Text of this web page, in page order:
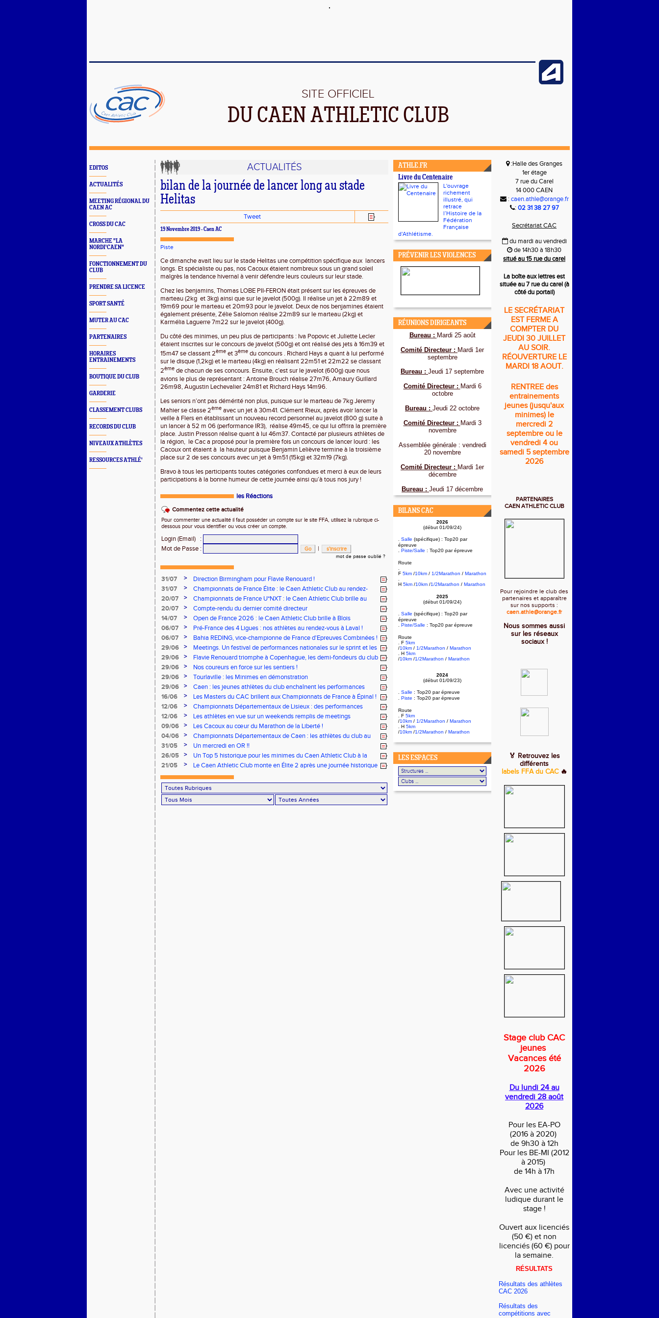
SITE OFFICIEL
DU CAEN ATHLETIC CLUB
EDITOS
ACTUALITÉS
MEETING RÉGIONAL DU
CAEN AC
CROSS DU CAC
MARCHE "LA
NORDI'CAEN"
FONCTIONNEMENT DU
CLUB
PRENDRE SA LICENCE
SPORT SANTÉ
MUTER AU CAC
PARTENAIRES
HORAIRES
ENTRAINEMENTS
BOUTIQUE DU CLUB
GARDERIE
CLASSEMENT CLUBS
RECORDS DU CLUB
NIVEAUX ATHLÈTES
RESSOURCES ATHLÉ'
ACTUALITÉS
bilan de la journée de lancer long au stade
Helitas
Tweet
19 Novembre 2019 - Caen AC
Piste
Ce dimanche avait lieu sur le stade Helitas une compétition spécifique aux lancers
longs. Et spécialiste ou pas, nos Cacoux étaient nombreux sous un grand soleil
malgrès la tendance hivernal à venir défendre leurs couleurs sur leur stade.
Chez les benjamins, Thomas LOBE PII-FERON était présent sur les épreuves de
marteau (2kg et 3kg) ainsi que sur le javelot (500g). Il réalise un jet à 22m89 et
19m69 pour le marteau et 20m93 pour le javelot. Deux de nos benjamines étaient
également présente, Zélie Salomon réalise 22m89 sur le marteau (2kg) et
Karmélia Laguerre 7m22 sur le javelot (400g).
Du côté des minimes, un peu plus de participants : Iva Popovic et Juliette Lecler
étaient inscrites sur le concours de javelot (500g) et ont réalisé des jets à 16m39 et
15m47 se classant 2ème et 3ème du concours . Richard Hays a quant à lui performé
sur le disque (1,2kg) et le marteau (4kg) en réalisant 22m51 et 22m22 se classant
2ème de chacun de ses concours. Ensuite, c’est sur le javelot (600g) que nous
avions le plus de représentant : Antoine Brouch réalise 27m76, Amaury Guillard
26m98, Augustin Lechevalier 24m81 et Richard Hays 14m96.
Les seniors n’ont pas démérité non plus, puisque sur le marteau de 7kg Jeremy
Mahier se classe 2ème avec un jet à 30m41. Clément Rieux, après avoir lancer la
veille à Flers en établissant un nouveau record personnel au javelot (800 g) suite à
un lancer à 52 m 06 (performance IR3), réalise 49m45, ce qui lui offrira la première
place. Justin Presson réalise quant à lui 46m37. Contacté par plusieurs athlètes de
la région, le Cac a proposé pour la première fois un concours de lancer lourd : les
Cacoux ont étaient à la hauteur puisque Benjamin Lelièvre termine à la troisième
place sur 2 de ses concours avec un jet à 9m51 (15kg) et 32m19 (7kg).
Bravo à tous les participants toutes catégories confondues et merci à eux de leurs
participations à la bonne humeur de cette journée ainsi qu’à tous nos jury !
les Réactions
Commentez cette actualité
Pour commenter une actualité il faut posséder un compte sur le site FFA, utilisez la rubrique ci-
dessous pour vous identifier ou vous créer un compte.
Login (Email)
:
Mot de Passe : |
mot de passe oublié ?
31/07 >
Direction Birmingham pour Flavie Renouard !
31/07
>
Championnats de France Élite : le Caen Athletic Club au rendez-
vous à Albi !
20/07 >
Championnats de France U*NXT : le Caen Athletic Club brille au
Stade Charléty !
20/07 >
Compte-rendu du dernier comité directeur
14/07
>
Open de France 2026 : le Caen Athletic Club brille à Blois
06/07
>
Pré-France des 4 Ligues : nos athlètes au rendez-vous à Laval !
06/07
>
Bahia REDING, vice-championne de France d'Epreuves Combinées !
29/06
>
Meetings. Un festival de performances nationales sur le sprint et les
concours
29/06 >
Flavie Renouard triomphe à Copenhague, les demi-fondeurs du club
brillent sur tous les fronts
29/06 >
Nos coureurs en force sur les sentiers !
29/06
>
Tourlaville : les Minimes en démonstration
29/06
>
Caen : les jeunes athlètes du club enchaînent les performances
16/06
>
Les Masters du CAC brillent aux Championnats de France à Épinal !
12/06
>
Championnats Départementaux de Lisieux : des performances
remarquables pour nos jeunes athlètes
12/06 >
Les athlètes en vue sur un weekends remplis de meetings
09/06
>
Les Cacoux au cœur du Marathon de la Liberté !
04/06
>
Championnats Départementaux de Caen : les athlètes du club au
rendez-vous
31/05 >
Un mercredi en OR !!
26/05
>
Un Top 5 historique pour les minimes du Caen Athletic Club à la
Finale Nationale Equip’Athlé !
21/05 >
Le Caen Athletic Club monte en Élite 2 après une journée historique
ATHLE.FR
Livre du Centenaire
L'ouvrage
richement
illustré, qui
retrace
l’Histoire de la
Fédération
Française
d'Athlétisme.
PRÉVENIR LES VIOLENCES
RÉUNIONS DIRIGEANTS
Bureau : Mardi 25 août
Comité Directeur : Mardi 1er
septembre
Bureau : Jeudi 17 septembre
Comité Directeur : Mardi 6
octobre
Bureau : Jeudi 22 octobre
Comité Directeur : Mardi 3
novembre
Assemblée générale : vendredi
20 novembre
Comité Directeur : Mardi 1er
décembre
Bureau : Jeudi 17 décembre
BILANS CAC
2026
(début 01/09/24)
. Salle (spécifique) : Top20 par
épreuve
Piste/Salle : Top20 par épreuve
Route
F 5km /10km / 1/2Marathon / Marathon
H 5km /10km /1/2Marathon / Marathon
2025
(début 01/09/24)
. Salle (spécifique) : Top20 par
épreuve
Piste/Salle : Top20 par épreuve
Route
. F 5km
/10km / 1/2Marathon / Marathon
. H 5km
/10km /1/2Marathon / Marathon
2024
(début 01/09/23)
. Salle : Top20 par épreuve
Piste : Top20 par épreuve
Route
. F 5km
/10km / 1/2Marathon / Marathon
. H 5km
/10km /1/2Marathon / Marathon
LES ESPACES
:Halle des Granges
1er étage
7 rue du Carel
14 000 CAEN
: caen.athle@orange.fr
: 02 31 38 27 97
Secrétariat CAC
du mardi au vendredi
de 14h30 à 18h30
situé au 15 rue du carel
La boîte aux lettres est
située au 7 rue du carel (à
côté du portail)
LE SECRÉTARIAT
EST FERME A
COMPTER DU
JEUDI 30 JUILLET
AU SOIR.
RÉOUVERTURE LE
MARDI 18 AOUT.
RENTREE des
entrainements
jeunes (jusqu'aux
minimes) le
mercredi 2
septembre ou le
vendredi 4 ou
samedi 5 septembre
2026
PARTENAIRES
CAEN ATHLETIC CLUB
Pour rejoindre le club des
partenaires et apparaître
sur nos supports :
caen.athle@orange.fr
Nous sommes aussi
sur les réseaux
sociaux !
🏅 Retrouvez les
différents
labels FFA du CAC 🔥
Stage club CAC
jeunes
Vacances été
2026
Du lundi 24 au
vendredi 28 août
2026
Pour les EA-PO
(2016 à 2020)
de 9h30 à 12h
Pour les BE-MI (2012
à 2015)
de 14h à 17h
Avec une activité
ludique durant le
stage !
Ouvert aux licenciés
(50 €) et non
licenciés (60 €) pour
la semaine.
RÉSULTATS
Résultats des athlètes
CAC 2026
Résultats des
compétitions avec